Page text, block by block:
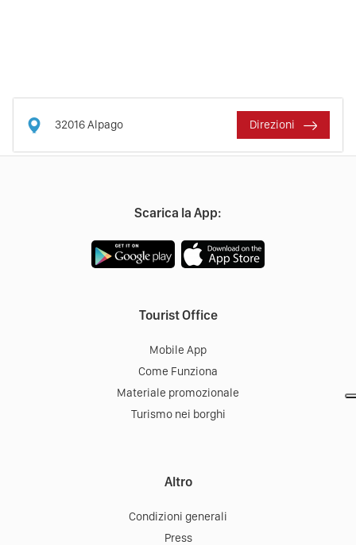
32016Alpago Direzioni
Scarica la App:
Tourist Office
Mobile App
Come Funziona
Materiale promozionale
Turismo nei borghi
Altro
Condizioni generali
Press